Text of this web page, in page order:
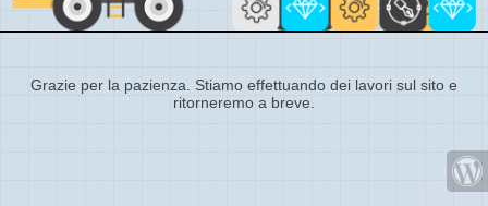
Grazie per la pazienza. Stiamo effettuando dei lavori sul sito e
ritorneremo a breve.